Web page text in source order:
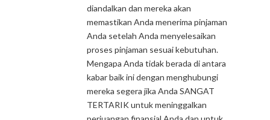
diandalkan dan mereka akan
memastikan Anda menerima pinjaman
Anda setelah Anda menyelesaikan
proses pinjaman sesuai kebutuhan.
Mengapa Anda tidak berada di antara
kabar baik ini dengan menghubungi
mereka segera jika Anda SANGAT
TERTARIK untuk meninggalkan